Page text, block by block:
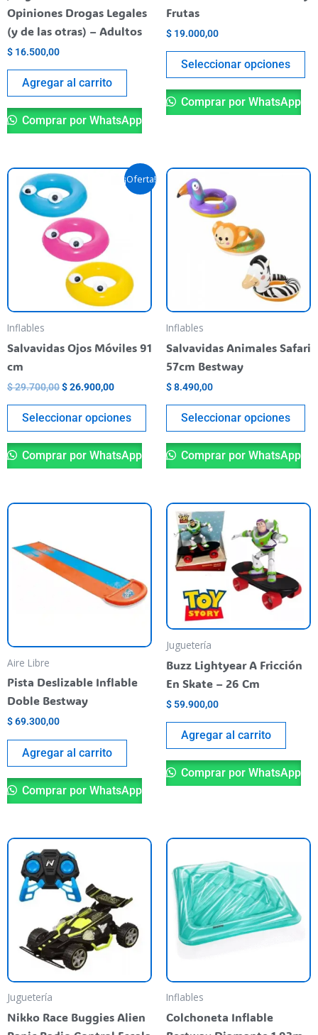
Opiniones Drogas Legales
(y de las otras) – Adultos
$ 16.500,00
Agregar al carrito
Comprar por WhatsApp
Frutas
$ 19.000,00
Seleccionar opciones
Comprar por WhatsApp
¡Oferta!
Inflables
Salvavidas Ojos Móviles 91
cm
$29.700,00
El
precio
original
era:
$ 29.700,00.
$26.900,00
El
precio
actual
Seleccionar opciones
Este
producto
se
pueden
elegir
producto
Comprar por WhatsApp
Inflables
Salvavidas Animales Safari
57cm Bestway
$8.490,00
Seleccionar opciones
se
Comprar por WhatsApp
Aire Libre
Pista Deslizable Inflable
Doble Bestway
$69.300,00
Agregar al carrito
Comprar por WhatsApp
Juguetería
Buzz Lightyear A Fricción
En Skate – 26 Cm
$ 59.900,00
Agregar al carrito
Comprar por WhatsApp
Juguetería
Nikko Race Buggies Alien
Inflables
Colchoneta Inflable